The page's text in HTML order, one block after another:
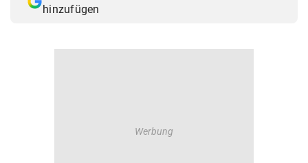
hinzufügen